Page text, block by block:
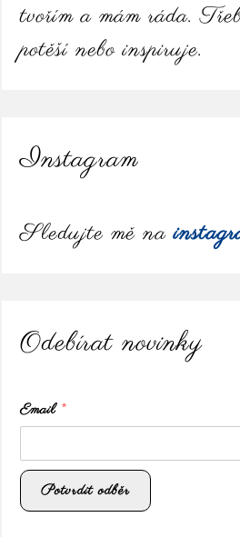
tvořím a mám ráda.
potěší nebo inspiruje.
Instagram
Sledujte mě na
Odebírat novinky
Email *